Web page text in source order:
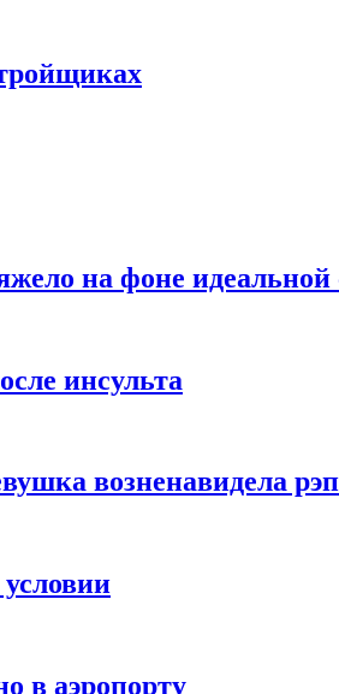
на фоне идеальной
инсульта
возненавидела
в аэропорту